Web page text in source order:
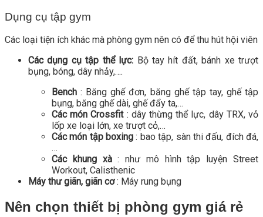
Dụng cụ tập gym
Các loại tiện ích khác mà phòng gym nên có để thu hút hội viên
Các dụng cụ tập thể lực: Bộ tay hít đất, bánh xe trượt
bụng, bóng, dây nhảy,….
Bench: Băng ghế đơn, băng ghế tập tay, ghế tập
bụng, băng ghế dài, ghế đẩy ta,…
Các món Crossfit: dây thừng thể lực, dây TRX, vỏ
lốp xe loại lớn, xe trượt cỏ,…
Các món tập boxing : bao tập, sàn thi đấu, đích đá,
…
Các khung xà: như mô hình tập luyện Street
Workout, Calisthenic
Máy thư giãn, giãn cơ: Máy rung bụng
Nên chọn thiết bị phòng gym giá rẻ